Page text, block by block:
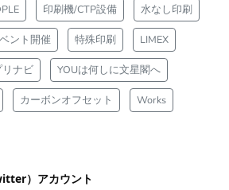
印刷機/CTP設備 水なし印刷
ント開催 特殊印刷 LIMEX
リナビ YOUは何しに文星閣へ
カーボンオフセット Works
）アカウント